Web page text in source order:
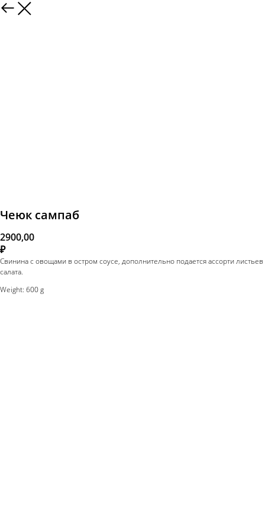
Чеюк сампаб
2900,00
₽
Свинина с овощами в остром соусе, дополнительно подается ассорти листьев
салата.
Weight: 600 g